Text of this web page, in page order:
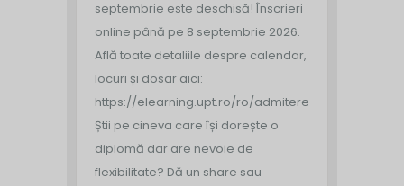
septembrie este deschisă! Înscrieri
online până pe 8 septembrie 2026.
Află toate detaliile despre calendar,
locuri și dosar aici:
https://elearning.upt.ro/ro/admitere/
Știi pe cineva care își dorește o
diplomă dar are nevoie de
flexibilitate? Dă un share sau